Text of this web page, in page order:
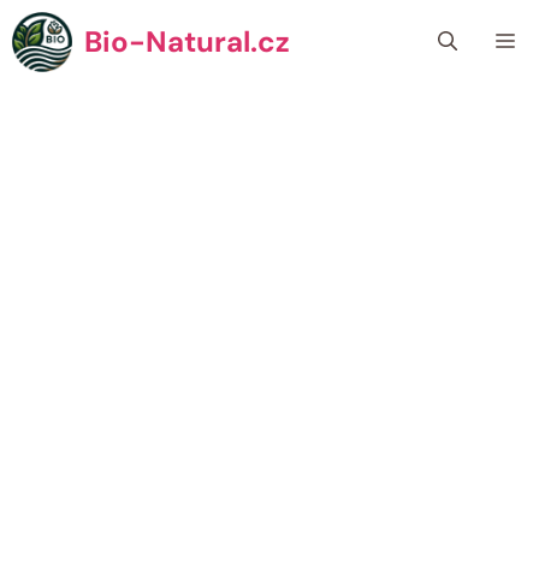
Přeskočit
na
obsah
Bio-Natural.cz